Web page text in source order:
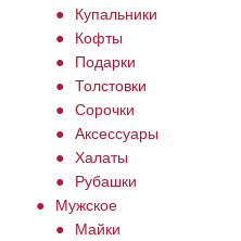
Купальники
Кофты
Подарки
Толстовки
Сорочки
Аксессуары
Халаты
Рубашки
Мужское
Майки